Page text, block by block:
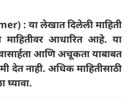
: या लेखात दिलेली माहिती
आधारित आहे. या
आणि अचूकता याबाबत
देत ​​नाही. अधिक माहितीसाठी
घ्यावा.